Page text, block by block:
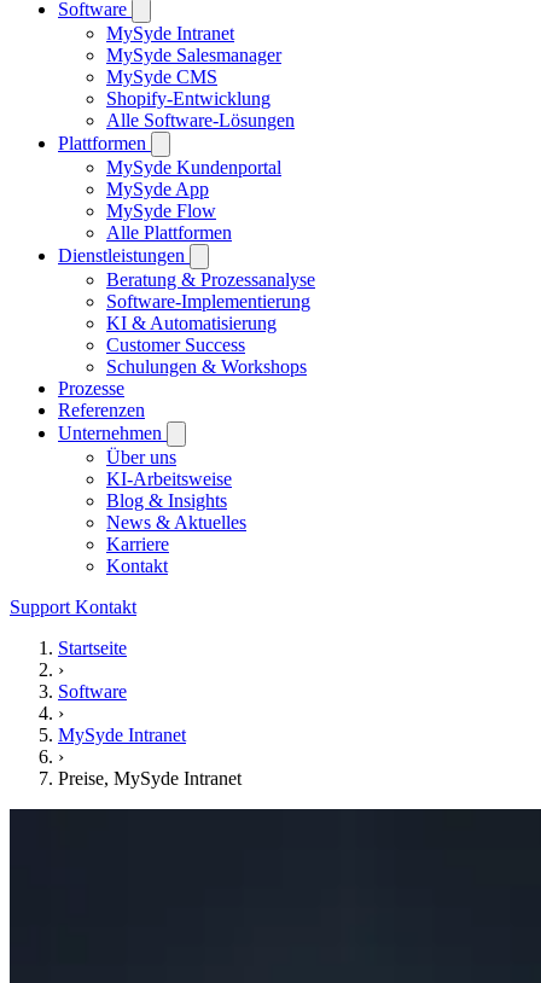
Software
MySyde Intranet
MySyde Salesmanager
MySyde CMS
Shopify-Entwicklung
Alle Software-Lösungen
Plattformen
MySyde Kundenportal
MySyde App
MySyde Flow
Alle Plattformen
Dienstleistungen
Beratung & Prozessanalyse
Software-Implementierung
KI & Automatisierung
Customer Success
Schulungen & Workshops
Prozesse
Referenzen
Unternehmen
Über uns
KI-Arbeitsweise
Blog & Insights
News & Aktuelles
Karriere
Kontakt
Support Kontakt
Startseite
›
Software
›
MySyde Intranet
›
Preise, MySyde Intranet